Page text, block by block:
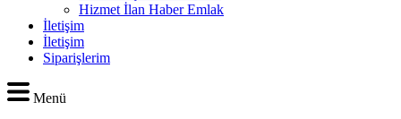
Hizmet İlan Haber Emlak
İletişim
İletişim
Siparişlerim
Menü